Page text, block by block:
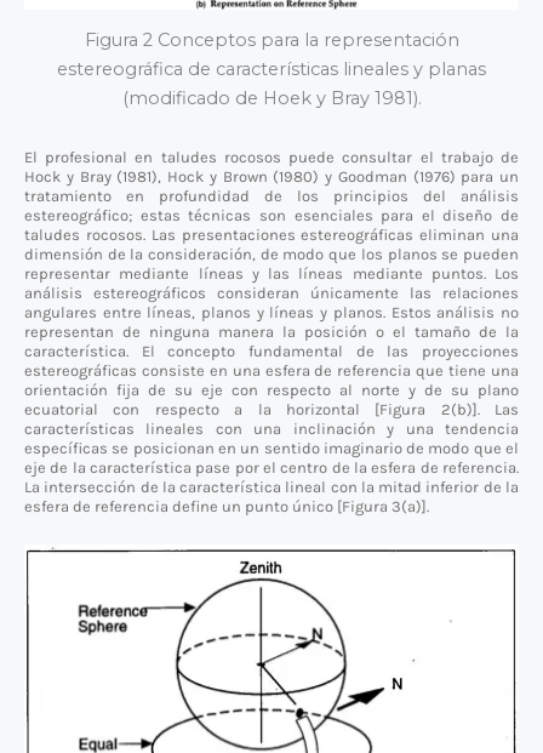
Figura 2 Conceptos para la representación
estereográfica de características lineales y planas
(modificado de Hoek y Bray 1981).
El profesional en taludes rocosos puede consultar el trabajo de
Hock y Bray (1981), Hock y Brown (1980) y Goodman (1976) para un
tratamiento en profundidad de los principios del análisis
estereográfico; estas técnicas son esenciales para el diseño de
taludes rocosos. Las presentaciones estereográficas eliminan una
dimensión de la consideración, de modo que los planos se pueden
representar mediante líneas y las líneas mediante puntos. Los
análisis estereográficos consideran únicamente las relaciones
angulares entre líneas, planos y líneas y planos. Estos análisis no
representan de ninguna manera la posición o el tamaño de la
característica. El concepto fundamental de las proyecciones
estereográficas consiste en una esfera de referencia que tiene una
orientación fija de su eje con respecto al norte y de su plano
ecuatorial con respecto a la horizontal [Figura 2(b)]. Las
características lineales con una inclinación y una tendencia
específicas se posicionan en un sentido imaginario de modo que el
eje de la característica pase por el centro de la esfera de referencia.
La intersección de la característica lineal con la mitad inferior de la
esfera de referencia define un punto único [Figura 3(a)].